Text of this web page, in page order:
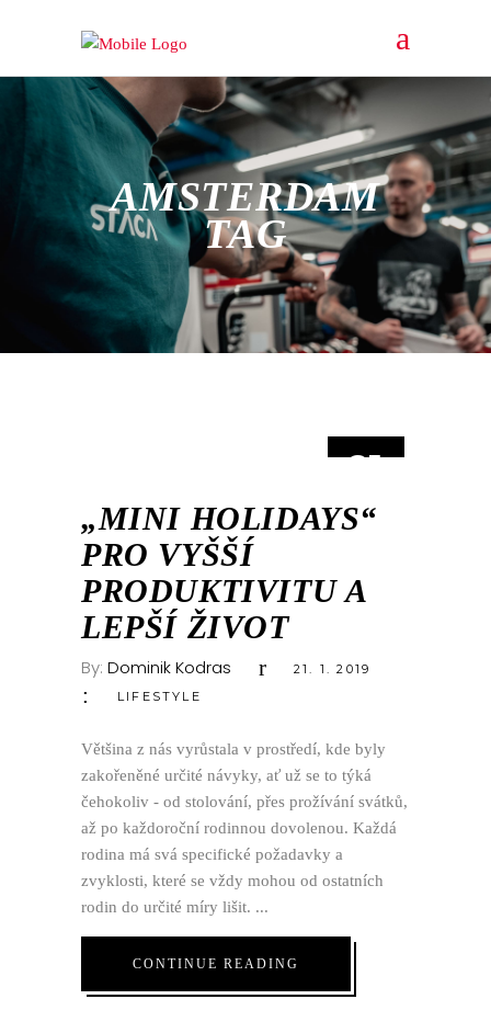
AMSTERDAM
TAG
21
„MINI HOLIDAYS“
PRO VYŠŠÍ
PRODUKTIVITU A
LEPŠÍ ŽIVOT
By: Dominik Kodras
21. 1. 2019
LIFESTYLE
Většina z nás vyrůstala v prostředí, kde byly
zakořeněné určité návyky, ať už se to týká
čehokoliv - od stolování, přes prožívání svátků,
až po každoroční rodinnou dovolenou. Každá
rodina má svá specifické požadavky a
zvyklosti, které se vždy mohou od ostatních
rodin do určité míry lišit.
CONTINUE READING